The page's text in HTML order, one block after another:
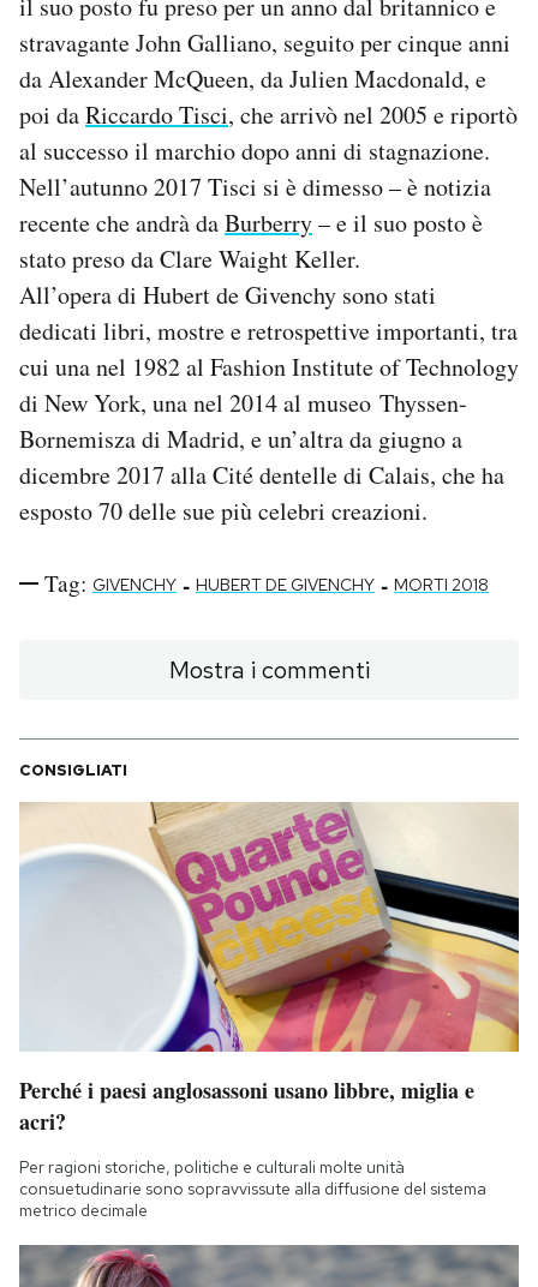
il suo posto fu preso per un anno dal britannico e
stravagante John Galliano, seguito per cinque anni
da Alexander McQueen, da Julien Macdonald, e
poi daRiccardo Tisci, che arrivò nel 2005 e riportò
al successo il marchio dopo anni di stagnazione.
Nell’autunno 2017 Tisci si è dimesso – è notizia
recente che andrà daBurberry– e il suo posto è
stato preso da Clare Waight Keller.
All’opera di Hubert de Givenchy sono stati
dedicati libri, mostre e retrospettive importanti, tra
cui una nel 1982 al Fashion Institute of Technology
di New York, una nel 2014 al museo Thyssen-
Bornemisza di Madrid, e un’altra da giugno a
dicembre 2017 alla Cité dentelle di Calais, che ha
esposto 70 delle sue più celebri creazioni.
Tag: GIVENCHY - HUBERT DE GIVENCHY - MORTI 2018
Mostra i commenti
CONSIGLIATI
Perché i paesi anglosassoni usano libbre, miglia e
acri?
Per ragioni storiche, politiche e culturali molte unità
consuetudinarie sono sopravvissute alla diffusione del sistema
metrico decimale